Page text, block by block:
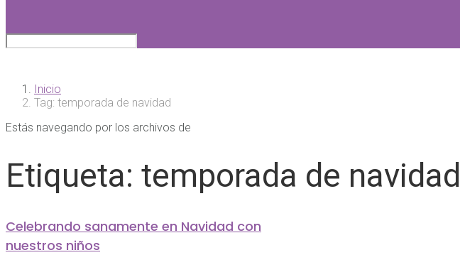
Inicio
Tag: temporada de navidad
Estás navegando por los archivos de
Etiqueta: temporada de navidad
Celebrando sanamente en Navidad con
nuestros niños